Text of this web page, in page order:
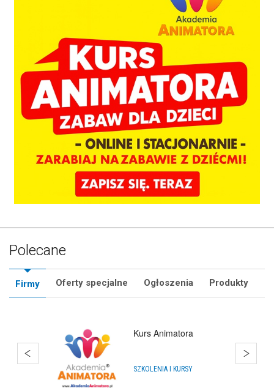
Polecane
Firmy Oferty specjalne Ogłoszenia Produkty
Hurtownia Balonów
HURTOWNIE